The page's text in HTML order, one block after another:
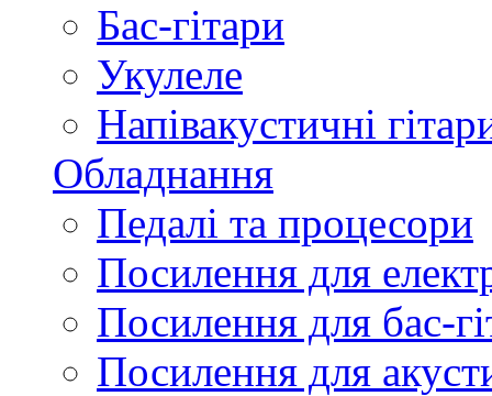
Бас-гітари
Укулеле
Напівакустичні
Обладнання
Педалі та процесори
Посилення для
Посилення для бас-
Посилення для